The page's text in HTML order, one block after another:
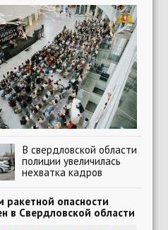
В свердловской области
полиции увеличилась
нехватка кадров
ракетной опасности
в Свердловской области